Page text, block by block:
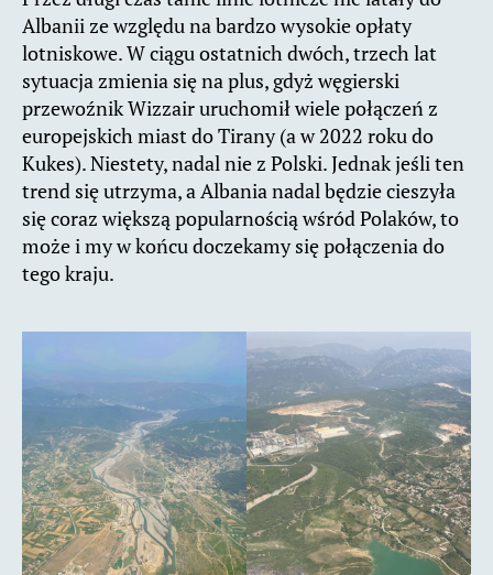
Albanii ze względu na bardzo wysokie opłaty
lotniskowe. W ciągu ostatnich dwóch, trzech lat
sytuacja zmienia się na plus, gdyż węgierski
przewoźnik Wizzair uruchomił wiele połączeń z
europejskich miast do Tirany (a w 2022 roku do
Kukes). Niestety, nadal nie z Polski. Jednak jeśli ten
trend się utrzyma, a Albania nadal będzie cieszyła
się coraz większą popularnością wśród Polaków, to
może i my w końcu doczekamy się połączenia do
tego kraju.